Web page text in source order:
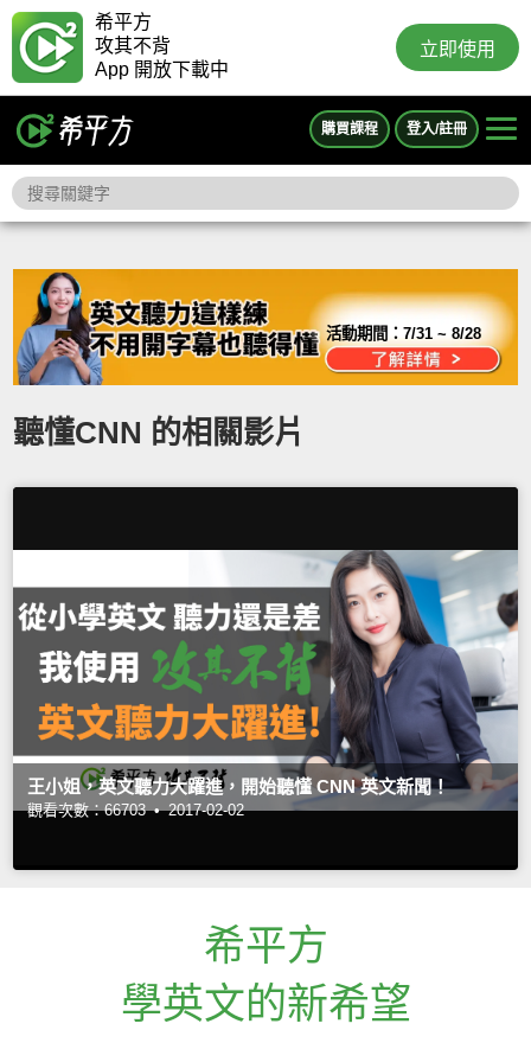
希平方
攻其不背
App 開放下載中
立即使用
購買課程 登入/註冊
活動期間：7/31 ~ 8/28
聽懂CNN 的相關影片
王小姐，英文聽力大躍進，開始聽懂 CNN 英文新聞！
觀看次數：66703 • 2017-02-02
希平方
學英文的新希望